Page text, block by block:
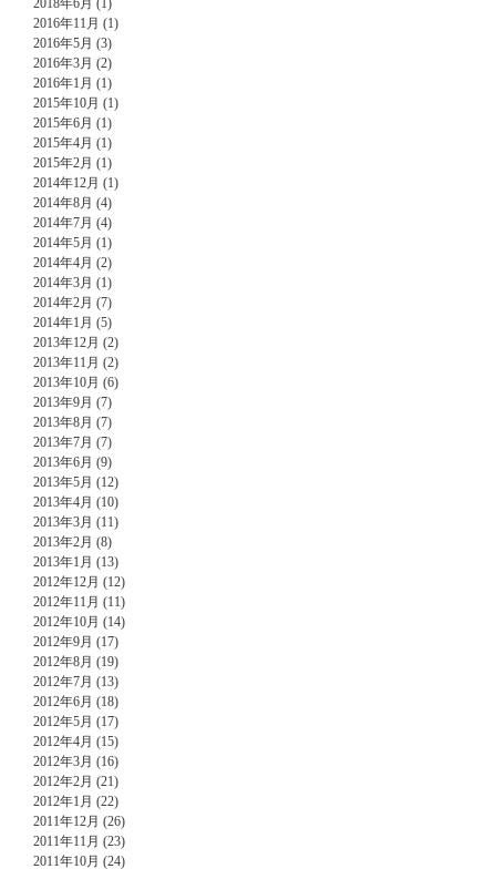
2018年6月 (1)
2016年11月 (1)
2016年5月 (3)
2016年3月 (2)
2016年1月 (1)
2015年10月 (1)
2015年6月 (1)
2015年4月 (1)
2015年2月 (1)
2014年12月 (1)
2014年8月 (4)
2014年7月 (4)
2014年5月 (1)
2014年4月 (2)
2014年3月 (1)
2014年2月 (7)
2014年1月 (5)
2013年12月 (2)
2013年11月 (2)
2013年10月 (6)
2013年9月 (7)
2013年8月 (7)
2013年7月 (7)
2013年6月 (9)
2013年5月 (12)
2013年4月 (10)
2013年3月 (11)
2013年2月 (8)
2013年1月 (13)
2012年12月 (12)
2012年11月 (11)
2012年10月 (14)
2012年9月 (17)
2012年8月 (19)
2012年7月 (13)
2012年6月 (18)
2012年5月 (17)
2012年4月 (15)
2012年3月 (16)
2012年2月 (21)
2012年1月 (22)
2011年12月 (26)
2011年11月 (23)
2011年10月 (24)